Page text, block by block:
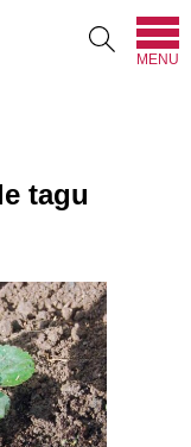
MENU
tagu